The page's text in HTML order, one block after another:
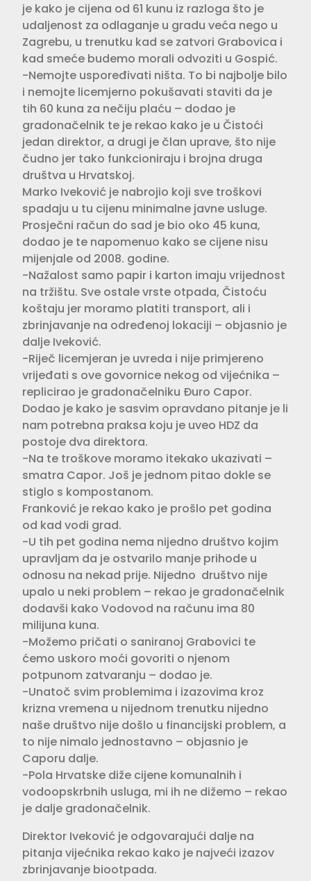
je kako je cijena od 61 kunu iz razloga što je
udaljenost za odlaganje u gradu veća nego u
Zagrebu, u trenutku kad se zatvori Grabovica i
kad smeće budemo morali odvoziti u Gospić.
-Nemojte uspoređivati ništa. To bi najbolje bilo
i nemojte licemjerno pokušavati staviti da je
tih 60 kuna za nečiju plaću – dodao je
gradonačelnik te je rekao kako je u Čistoći
jedan direktor, a drugi je član uprave, što nije
čudno jer tako funkcioniraju i brojna druga
društva u Hrvatskoj.
Marko Iveković je nabrojio koji sve troškovi
spadaju u tu cijenu minimalne javne usluge.
Prosječni račun do sad je bio oko 45 kuna,
dodao je te napomenuo kako se cijene nisu
mijenjale od 2008. godine.
-Nažalost samo papir i karton imaju vrijednost
na tržištu. Sve ostale vrste otpada, Čistoću
koštaju jer moramo platiti transport, ali i
zbrinjavanje na određenoj lokaciji – objasnio je
dalje Iveković.
-Riječ licemjeran je uvreda i nije primjereno
vrijeđati s ove govornice nekog od vijećnika –
replicirao je gradonačelniku Đuro Capor.
Dodao je kako je sasvim opravdano pitanje je li
nam potrebna praksa koju je uveo HDZ da
postoje dva direktora.
-Na te troškove moramo itekako ukazivati –
smatra Capor. Još je jednom pitao dokle se
stiglo s kompostanom.
Franković je rekao kako je prošlo pet godina
od kad vodi grad.
-U tih pet godina nema nijedno društvo kojim
upravljam da je ostvarilo manje prihode u
odnosu na nekad prije. Nijedno društvo nije
upalo u neki problem – rekao je gradonačelnik
dodavši kako Vodovod na računu ima 80
milijuna kuna.
-Možemo pričati o saniranoj Grabovici te
ćemo uskoro moći govoriti o njenom
potpunom zatvaranju – dodao je.
-Unatoč svim problemima i izazovima kroz
krizna vremena u nijednom trenutku nijedno
naše društvo nije došlo u financijski problem, a
to nije nimalo jednostavno – objasnio je
Caporu dalje.
-Pola Hrvatske diže cijene komunalnih i
vodoopskrbnih usluga, mi ih ne dižemo – rekao
je dalje gradonačelnik.
Direktor Iveković je odgovarajući dalje na
pitanja vijećnika rekao kako je najveći izazov
zbrinjavanje biootpada.